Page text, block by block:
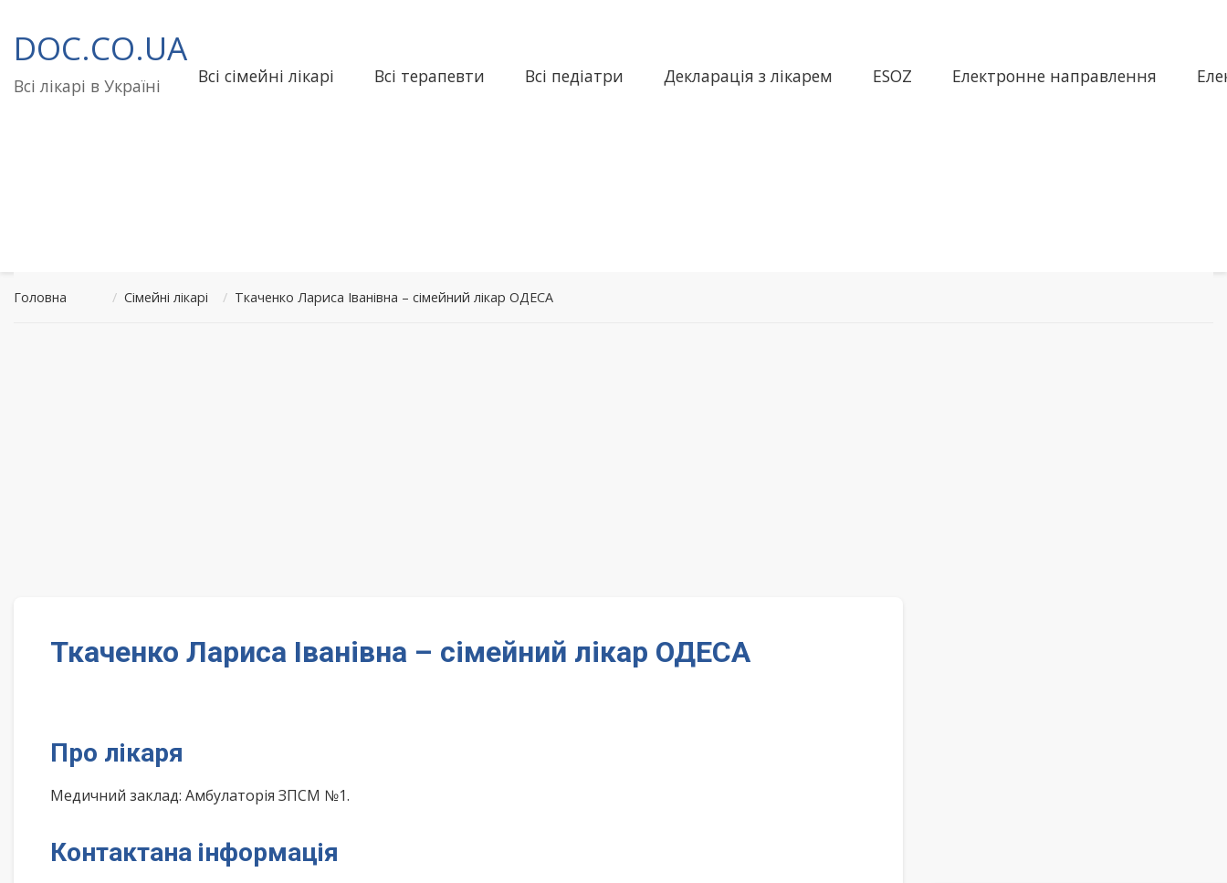
до
вмісту
DOC.CO.UA
Всі лікарі в Україні Всі сімейні лікарі Всі терапевти Всі педіатри Декларація з лікарем ESOZ Електронне направлення
Головна / Сімейні лікарі / Ткаченко Лариса Іванівна – сімейний лікар ОДЕСА
Ткаченко Лариса Іванівна – сімейний лікар ОДЕСА
Про лікаря
Медичний заклад: Амбулаторія ЗПСМ №1.
Контактана інформація